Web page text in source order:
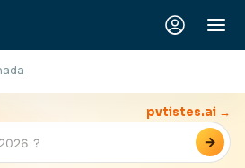
→
pvtistes.ai →